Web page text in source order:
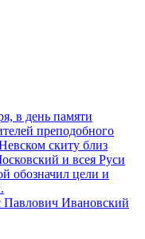
в день памяти
преподобного
скиту близ
и всея Руси
обозначил цели и
Ивановский